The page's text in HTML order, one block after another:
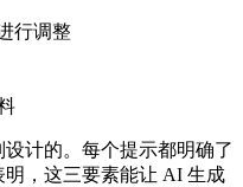
行调整
计的。每个提示都明确了
，这三要素能让 AI 生成